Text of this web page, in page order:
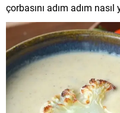
çorbasını adım adım